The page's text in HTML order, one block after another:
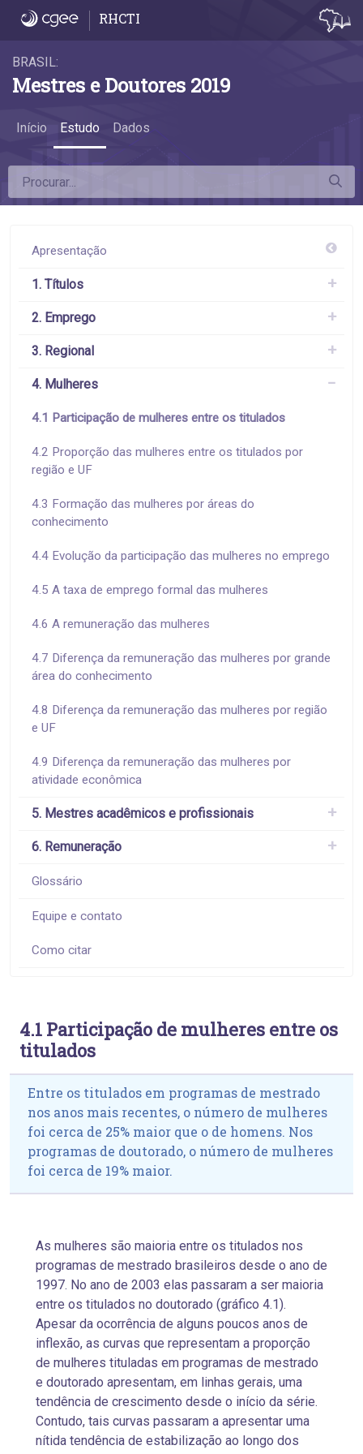
4.1 Participação de mulheres entre os
RHCTI
BRASIL:
Mestres e Doutores 2019
Início Estudo Dados
Apresentação
1. Títulos
2. Emprego
3. Regional
4. Mulheres
4.1 Participação de mulheres entre os titulados
4.2 Proporção das mulheres entre os titulados por
região e UF
4.3 Formação das mulheres por áreas do
conhecimento
4.4 Evolução da participação das mulheres no emprego
4.5 A taxa de emprego formal das mulheres
4.6 A remuneração das mulheres
4.7 Diferença da remuneração das mulheres por grande
área do conhecimento
4.8 Diferença da remuneração das mulheres por região
e UF
4.9 Diferença da remuneração das mulheres por
atividade econômica
5. Mestres acadêmicos e profissionais
6. Remuneração
Glossário
Equipe e contato
Como citar
4.1 Participação de mulheres entre os
titulados
Entre os titulados em programas de mestrado
nos anos mais recentes, o número de mulheres
foi cerca de 25% maior que o de homens. Nos
programas de doutorado, o número de mulheres
foi cerca de 19% maior.
As mulheres são maioria entre os titulados nos
programas de mestrado brasileiros desde o ano de
1997. No ano de 2003 elas passaram a ser maioria
entre os titulados no doutorado (gráfico 4.1).
Apesar da ocorrência de alguns poucos anos de
inflexão, as curvas que representam a proporção
de mulheres tituladas em programas de mestrado
e doutorado apresentam, em linhas gerais, uma
tendência de crescimento desde o início da série.
Contudo, tais curvas passaram a apresentar uma
nítida tendência de estabilização ao longo dos